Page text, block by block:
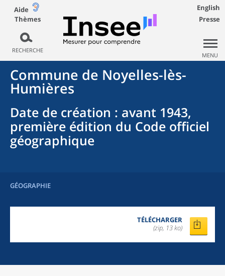
Aide
Thèmes
RECHERCHE
English
Presse
MENU
Commune de Noyelles-lès-
Humières
Date de création : avant 1943,
première édition du Code officiel
géographique
GÉOGRAPHIE
TÉLÉCHARGER
(zip, 13 ko)